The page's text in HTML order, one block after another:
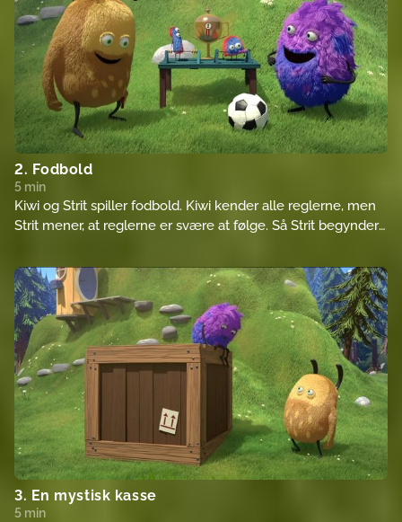
2. Fodbold
5 min
Kiwi og Strit spiller fodbold. Kiwi kender alle reglerne, men
Strit mener, at reglerne er svære at følge. Så Strit begynder
3. En mystisk kasse
5 min